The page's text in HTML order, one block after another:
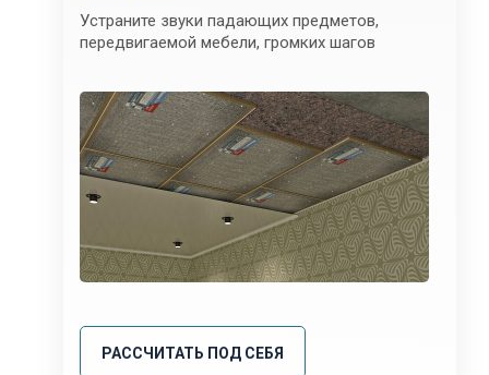
Устраните звуки падающих предметов,
передвигаемой мебели, громких шагов
РАССЧИТАТЬ ПОД СЕБЯ